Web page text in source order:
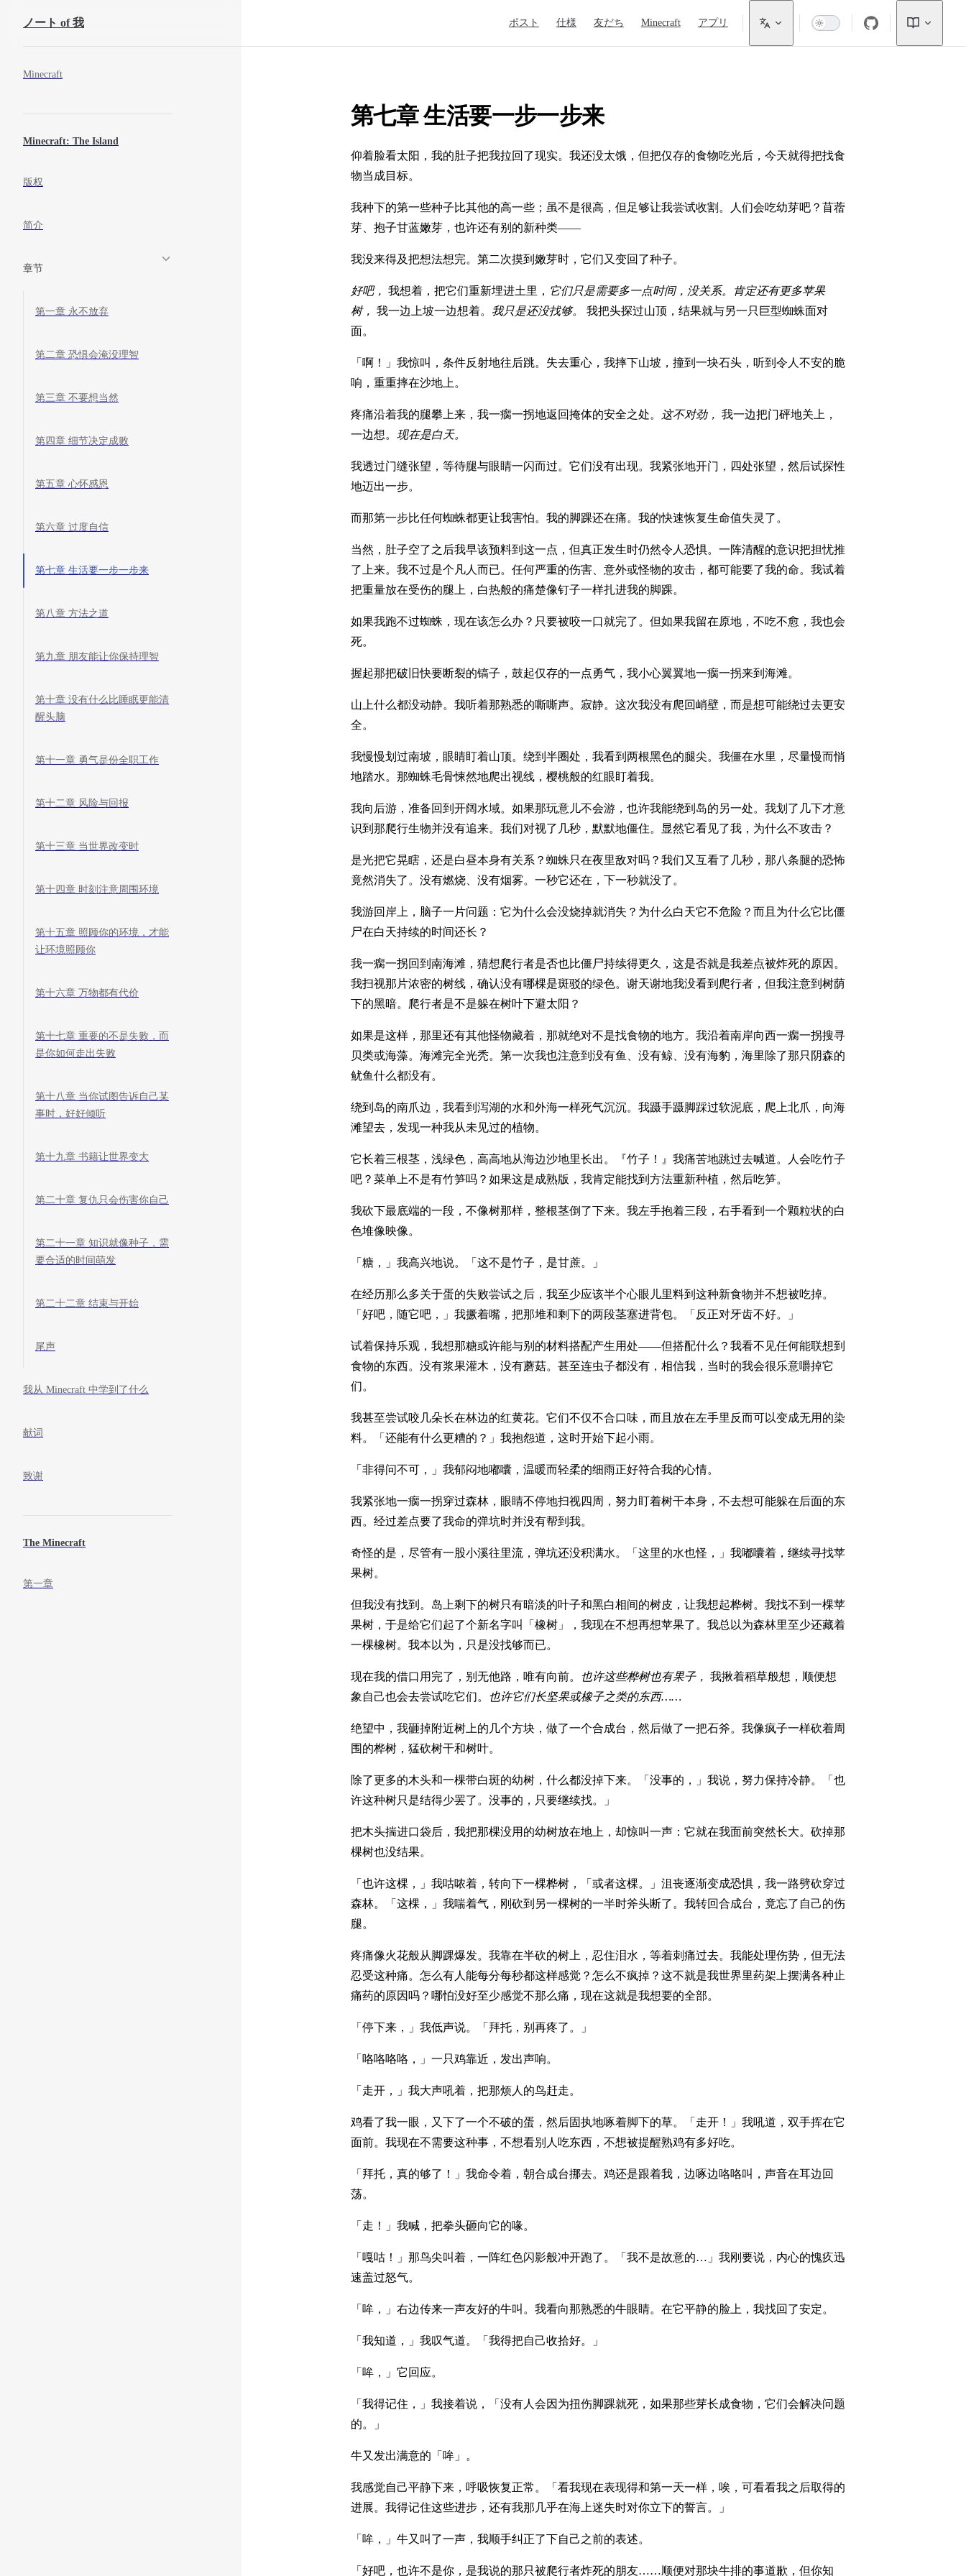
コンテンツにスキップ
ノート of 我 ポスト 仕様 友だち Minecraft アプリ
Minecraft
Minecraft: The Island
版权
简介
章节
第一章 永不放弃
第二章 恐惧会淹没理智
第三章 不要想当然
第四章 细节决定成败
第五章 心怀感恩
第六章 过度自信
第七章 生活要一步一步来
第八章 方法之道
第九章 朋友能让你保持理智
第十章 没有什么比睡眠更能清
醒头脑
第十一章 勇气是份全职工作
第十二章 风险与回报
第十三章 当世界改变时
第十四章 时刻注意周围环境
第十五章 照顾你的环境，才能
让环境照顾你
第十六章 万物都有代价
第十七章 重要的不是失败，而
是你如何走出失败
第十八章 当你试图告诉自己某
事时，好好倾听
第十九章 书籍让世界变大
第二十章 复仇只会伤害你自己
第二十一章 知识就像种子，需
要合适的时间萌发
第二十二章 结束与开始
尾声
我从 Minecraft 中学到了什么
献词
致谢
The Minecraft
第一章
第七章 生活要一步一步来
仰着脸看太阳，我的肚子把我拉回了现实。我还没太饿，但把仅存的食物吃光后，今天就得把找食
物当成目标。
我种下的第一些种子比其他的高一些；虽不是很高，但足够让我尝试收割。人们会吃幼芽吧？苜蓿
芽、抱子甘蓝嫩芽，也许还有别的新种类——
我没来得及把想法想完。第二次摸到嫩芽时，它们又变回了种子。
好吧， 我想着，把它们重新埋进土里， 它们只是需要多一点时间，没关系。肯定还有更多苹果
树， 我一边上坡一边想着。 我只是还没找够。
我把头探过山顶，结果就与另一只巨型蜘蛛面对
面。
「啊！」我惊叫，条件反射地往后跳。失去重心，我摔下山坡，撞到一块石头，听到令人不安的脆
响，重重摔在沙地上。
疼痛沿着我的腿攀上来，我一瘸一拐地返回掩体的安全之处。 这不对劲， 我一边把门砰地关上，
一边想。 现在是白天。
我透过门缝张望，等待腿与眼睛一闪而过。它们没有出现。我紧张地开门，四处张望，然后试探性
地迈出一步。
而那第一步比任何蜘蛛都更让我害怕。我的脚踝还在痛。我的快速恢复生命值失灵了。
当然，肚子空了之后我早该预料到这一点，但真正发生时仍然令人恐惧。一阵清醒的意识把担忧推
了上来。我不过是个凡人而已。任何严重的伤害、意外或怪物的攻击，都可能要了我的命。我试着
把重量放在受伤的腿上，白热般的痛楚像钉子一样扎进我的脚踝。
如果我跑不过蜘蛛，现在该怎么办？只要被咬一口就完了。但如果我留在原地，不吃不愈，我也会
死。
握起那把破旧快要断裂的镐子，鼓起仅存的一点勇气，我小心翼翼地一瘸一拐来到海滩。
山上什么都没动静。我听着那熟悉的嘶嘶声。寂静。这次我没有爬回峭壁，而是想可能绕过去更安
全。
我慢慢划过南坡，眼睛盯着山顶。绕到半圈处，我看到两根黑色的腿尖。我僵在水里，尽量慢而悄
地踏水。那蜘蛛毛骨悚然地爬出视线，樱桃般的红眼盯着我。
我向后游，准备回到开阔水域。如果那玩意儿不会游，也许我能绕到岛的另一处。我划了几下才意
识到那爬行生物并没有追来。我们对视了几秒，默默地僵住。显然它看见了我，为什么不攻击？
是光把它晃瞎，还是白昼本身有关系？蜘蛛只在夜里敌对吗？我们又互看了几秒，那八条腿的恐怖
竟然消失了。没有燃烧、没有烟雾。一秒它还在，下一秒就没了。
我游回岸上，脑子一片问题：它为什么会没烧掉就消失？为什么白天它不危险？而且为什么它比僵
尸在白天持续的时间还长？
我一瘸一拐回到南海滩，猜想爬行者是否也比僵尸持续得更久，这是否就是我差点被炸死的原因。
我扫视那片浓密的树线，确认没有哪棵是斑驳的绿色。谢天谢地我没看到爬行者，但我注意到树荫
下的黑暗。爬行者是不是躲在树叶下避太阳？
如果是这样，那里还有其他怪物藏着，那就绝对不是找食物的地方。我沿着南岸向西一瘸一拐搜寻
贝类或海藻。海滩完全光秃。第一次我也注意到没有鱼、没有鲸、没有海豹，海里除了那只阴森的
鱿鱼什么都没有。
绕到岛的南爪边，我看到泻湖的水和外海一样死气沉沉。我蹑手蹑脚踩过软泥底，爬上北爪，向海
滩望去，发现一种我从未见过的植物。
它长着三根茎，浅绿色，高高地从海边沙地里长出。『竹子！』我痛苦地跳过去喊道。人会吃竹子
吧？菜单上不是有竹笋吗？如果这是成熟版，我肯定能找到方法重新种植，然后吃笋。
我砍下最底端的一段，不像树那样，整根茎倒了下来。我左手抱着三段，右手看到一个颗粒状的白
色堆像映像。
「糖，」我高兴地说。「这不是竹子，是甘蔗。」
在经历那么多关于蛋的失败尝试之后，我至少应该半个心眼儿里料到这种新食物并不想被吃掉。
「好吧，随它吧，」我撅着嘴，把那堆和剩下的两段茎塞进背包。「反正对牙齿不好。」
试着保持乐观，我想那糖或许能与别的材料搭配产生用处——但搭配什么？我看不见任何能联想到
食物的东西。没有浆果灌木，没有蘑菇。甚至连虫子都没有，相信我，当时的我会很乐意嚼掉它
们。
我甚至尝试咬几朵长在林边的红黄花。它们不仅不合口味，而且放在左手里反而可以变成无用的染
料。「还能有什么更糟的？」我抱怨道，这时开始下起小雨。
「非得问不可，」我郁闷地嘟囔，温暖而轻柔的细雨正好符合我的心情。
我紧张地一瘸一拐穿过森林，眼睛不停地扫视四周，努力盯着树干本身，不去想可能躲在后面的东
西。经过差点要了我命的弹坑时并没有帮到我。
奇怪的是，尽管有一股小溪往里流，弹坑还没积满水。「这里的水也怪，」我嘟囔着，继续寻找苹
果树。
但我没有找到。岛上剩下的树只有暗淡的叶子和黑白相间的树皮，让我想起桦树。我找不到一棵苹
果树，于是给它们起了个新名字叫「橡树」，我现在不想再想苹果了。我总以为森林里至少还藏着
一棵橡树。我本以为，只是没找够而已。
现在我的借口用完了，别无他路，唯有向前。 也许这些桦树也有果子， 我揪着稻草般想，顺便想
象自己也会去尝试吃它们。 也许它们长坚果或橡子之类的东西……
绝望中，我砸掉附近树上的几个方块，做了一个合成台，然后做了一把石斧。我像疯子一样砍着周
围的桦树，猛砍树干和树叶。
除了更多的木头和一棵带白斑的幼树，什么都没掉下来。「没事的，」我说，努力保持冷静。「也
许这种树只是结得少罢了。没事的，只要继续找。」
把木头揣进口袋后，我把那棵没用的幼树放在地上，却惊叫一声：它就在我面前突然长大。砍掉那
棵树也没结果。
「也许这棵，」我咕哝着，转向下一棵桦树，「或者这棵。」沮丧逐渐变成恐惧，我一路劈砍穿过
森林。「这棵，」我喘着气，刚砍到另一棵树的一半时斧头断了。我转回合成台，竟忘了自己的伤
腿。
疼痛像火花般从脚踝爆发。我靠在半砍的树上，忍住泪水，等着刺痛过去。我能处理伤势，但无法
忍受这种痛。怎么有人能每分每秒都这样感觉？怎么不疯掉？这不就是我世界里药架上摆满各种止
痛药的原因吗？哪怕没好至少感觉不那么痛，现在这就是我想要的全部。
「停下来，」我低声说。「拜托，别再疼了。」
「咯咯咯咯，」一只鸡靠近，发出声响。
「走开，」我大声吼着，把那烦人的鸟赶走。
鸡看了我一眼，又下了一个不破的蛋，然后固执地啄着脚下的草。「走开！」我吼道，双手挥在它
面前。我现在不需要这种事，不想看别人吃东西，不想被提醒熟鸡有多好吃。
「拜托，真的够了！」我命令着，朝合成台挪去。鸡还是跟着我，边啄边咯咯叫，声音在耳边回
荡。
「走！」我喊，把拳头砸向它的喙。
「嘎咕！」那鸟尖叫着，一阵红色闪影般冲开跑了。「我不是故意的…」我刚要说，内心的愧疚迅
速盖过怒气。
「哞，」右边传来一声友好的牛叫。我看向那熟悉的牛眼睛。在它平静的脸上，我找回了安定。
「我知道，」我叹气道。「我得把自己收拾好。」
「哞，」它回应。
「我得记住，」我接着说，「没有人会因为扭伤脚踝就死，如果那些芽长成食物，它们会解决问题
的。」
牛又发出满意的「哞」。
我感觉自己平静下来，呼吸恢复正常。「看我现在表现得和第一天一样，唉，可看看我之后取得的
进展。我得记住这些进步，还有我那几乎在海上迷失时对你立下的誓言。」
「哞，」牛又叫了一声，我顺手纠正了下自己之前的表述。
「好吧，也许不是你，是我说的那只被爬行者炸死的朋友……顺便对那块牛排的事道歉，但你知